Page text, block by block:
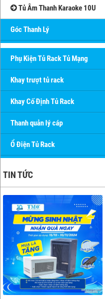
Tủ Âm Thanh Karaoke 10U
Góc Thanh Lý
Phụ Kiện Tủ Rack Tủ Mạng
Khay trượt tủ rack
Khay Cố Định Tủ Rack
Thanh quản lý cáp
Ổ Điện Tủ Rack
TIN TỨC